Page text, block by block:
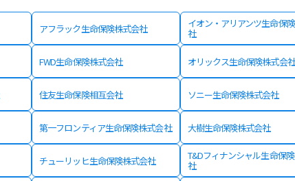
アフラック生命保険株式会社 イオン・アリアンツ生命保
社
FWD生命保険株式会社 オリックス生命保険株式会社
住友生命保険相互会社 ソニー生命保険株式会社
第一フロンティア生命保険株式会社 大樹生命保険株式会社
チューリッヒ生命保険株式会社 T&Dフィナンシャル生命保
社